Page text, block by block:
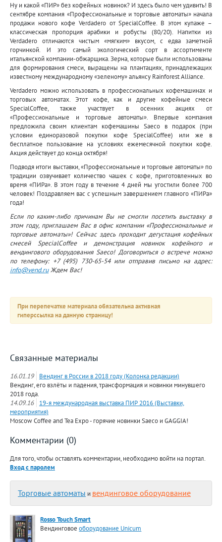
Ну и какой «ПИР» без кофейных новинок? И здесь было чем удивить! В
сентябре компания «Профессиональные и торговые автоматы» начала
продажи нового кофе Verdadero от SpecialCoffee. В этом купаже –
классическая пропорция арабики и робусты (80/20). Напитки из
Verdadero отличаются чистым «мягким» вкусом, с едва заметной
горчинкой. И это самый экологический сорт в ассортименте
итальянской компании-обжарщика. Зерна, которые были использованы
для формирования смеси, выращены на плантациях, принадлежащих
известному международному «зеленому» альянсу Rainforest Alliance.
Verdadero можно использовать в профессиональных кофемашинах и
торговых автоматах. Этот кофе, как и другие кофейные смеси
SpecialCoffee, также участвует в осенних акциях от
«Профессиональные и торговые автоматы». Впервые компания
предложила своим клиентам кофемашины Saeco в подарок (при
условии единоразовой покупки кофе SpecialCoffee) или же в
бесплатное пользование на условиях ежемесячной покупки кофе.
Акция действует до конца октября!
Подводя итоги выставки, «Профессиональные и торговые автоматы» по
традиции озвучивает количество чашек с кофе, приготовленных во
время «ПИРа». В этом году в течение 4 дней мы угостили более 700
человек! Поздравляем вас с успешным завершением главного «ПИРа»
года!
Если по каким-либо причинам Вы не смогли посетить выставку в
этом году, приглашаем Вас в офис компании «Профессиональные и
торговые автоматы»! Сейчас здесь проходит дегустация кофейных
смесей SpecialCoffeeи демонстрация новинок кофейного и
вендингового оборудования Saeco! Договориться о встрече можно
по телефону: +7 (495) 730-65-54 или отправив письмо на адрес:
info@vend.ruЖдем Вас!
При перепечатке материала обязательна активная
гиперссылка на данную страницу!
Связанные материалы
16.01.19
Вендинг в России в 2018 году (Колонка редакции)
Вендинг, его взлёты и падения, трансформация и новинки минувшего
2018 года.
14.09.16
19-я международная выставка ПИР 2016 (Выставки,
мероприятия)
Moscow Coffee and Tea Expo - горячие новинки Saeco и GAGGIA!
Комментарии (0)
Для того, чтобы оставлять комментарии, необходимо войти на портал.
Вход с паролем
Торговые автоматы и вендинговое оборудование
Rosso Touch Smart
Вендинговоеоборудование Unicum